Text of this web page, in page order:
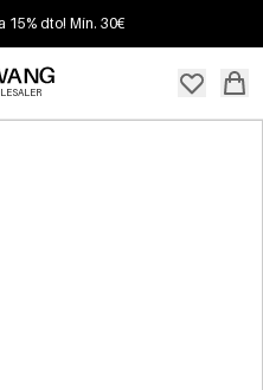
15% dto! Mín. 30€